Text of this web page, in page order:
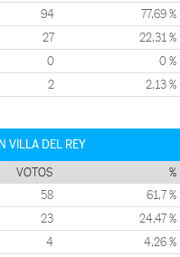
94 77,69 %
27 22,31 %
0 0 %
2 2,13 %
VILLA DEL REY
VOTOS %
58 61,7 %
23 24,47 %
4 4,26 %